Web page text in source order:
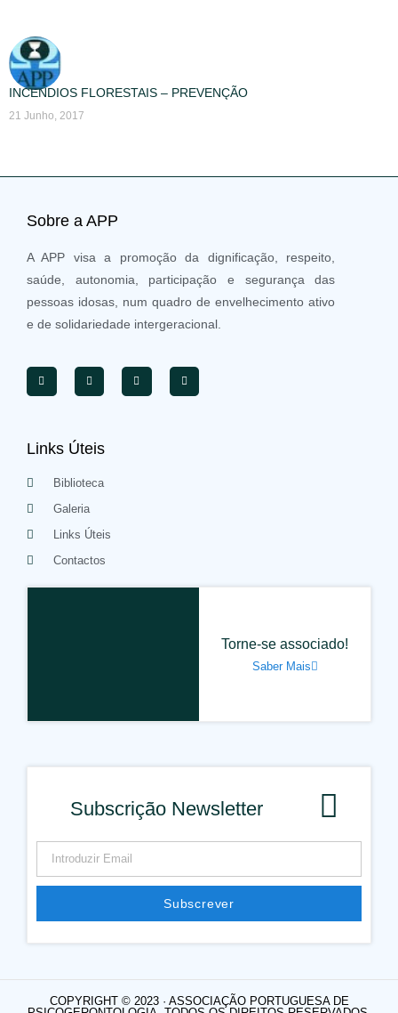
INCÊNDIOS FLORESTAIS – PREVENÇÃO
21 Junho, 2017
Sobre a APP
A APP visa a promoção da dignificação, respeito,
saúde, autonomia, participação e segurança das
pessoas idosas, num quadro de envelhecimento ativo
e de solidariedade intergeracional.
Links Úteis
Biblioteca
Galeria
Links Úteis
Contactos
Torne-se associado!
Saber Mais
Subscrição Newsletter
Subscrever
COPYRIGHT © 2023 · ASSOCIAÇÃO PORTUGUESA DE